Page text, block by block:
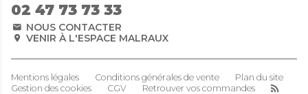
02 47 73 73 33
NOUS CONTACTER
VENIR À L'ESPACE MALRAUX
Mentions légales Conditions générales de vente
Plan du site
Gestion des cookies
CGV Retrouver vos commandes